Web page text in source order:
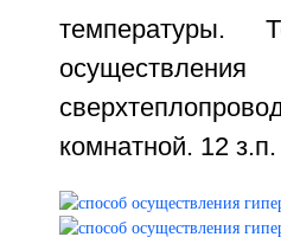
температуры.
комнатной. 12